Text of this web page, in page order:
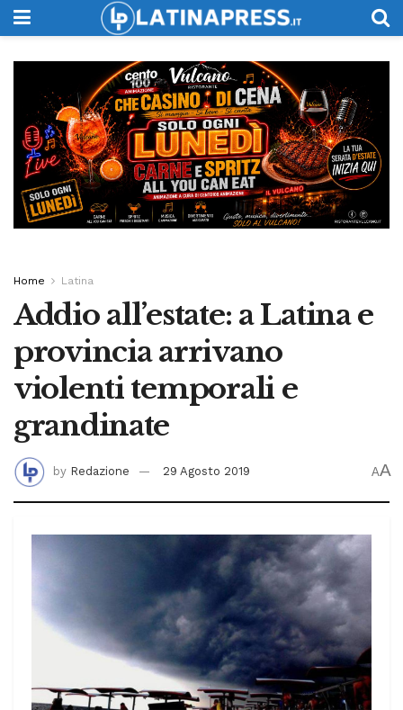
Home Latina
Addio all’estate: a Latina e
provincia arrivano
violenti temporali e
grandinate
by Redazione 29 Agosto 2019 AA